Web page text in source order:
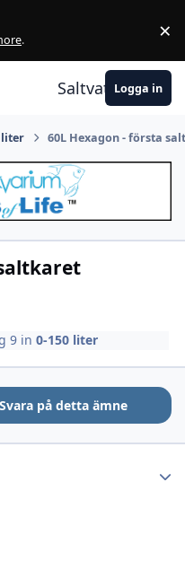
. ×
Logga in
liter 60L Hexagon - första
9 in0-150 liter
på detta ämne